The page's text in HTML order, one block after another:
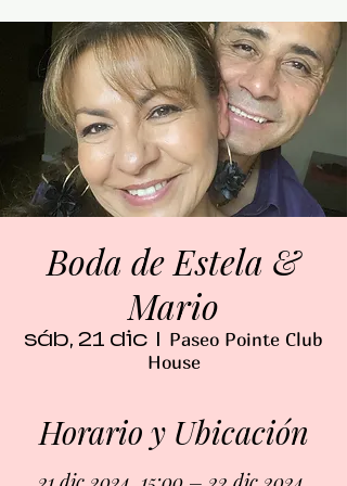
Boda de Estela &
Mario
sáb, 21 dic
  |
Paseo Pointe Club
House
Horario y Ubicación